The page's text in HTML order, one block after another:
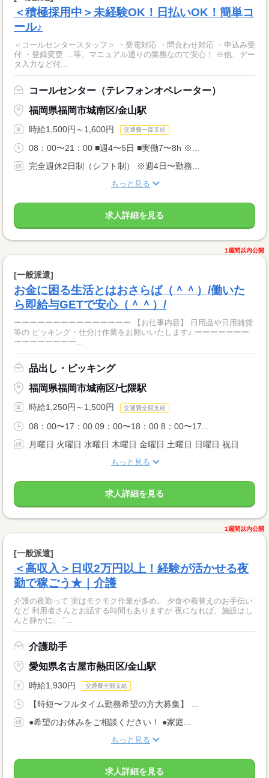
＜積極採用中＞未経験OK！日払いOK！簡単コ
ール♪
＜コールセンタースタッフ＞ ・受電対応 ・問合わせ対応 ・申込み受
付 ・登録変更 …等、マニュアル通りの業務なので安心！ ※他、デー
タ入力など付...
コールセンター（テレフォンオペレーター）
福岡県福岡市城南区/金山駅
時給1,500円～1,600円 交通費一部支給
08：00〜21：00 ■週4〜5日 ■実働7〜8h ※...
完全週休2日制（シフト制） ※週4日〜勤務...
もっと見る
求人詳細を見る
1週間以内公開
[一般派遣]
お金に困る生活とはおさらば（＾＾）/働いた
ら即給与GETで安心（＾＾）/
ーーーーーーーーーーーーーーー 【お仕事内容】 日用品や日用雑貨
等の ピッキング・仕分け作業をお願いいたします♪ ーーーーーーー
ーーーーーーーー...
品出し・ピッキング
福岡県福岡市城南区/七隈駅
時給1,250円～1,500円 交通費全額支給
08：00〜17：00 09：00〜18：00 8：00〜17...
月曜日 火曜日 水曜日 木曜日 金曜日 土曜日 日曜日 祝日
もっと見る
求人詳細を見る
1週間以内公開
[一般派遣]
＜高収入＞日収2万円以上！経験が活かせる夜
勤で稼ごう★｜介護
介護の夜勤って 実はモクモク作業が多め。 夕食や着替えのお手伝い
など 利用者さんとお話する時間もありますが 夜になれば、施設はし
んと静かに。 "...
介護助手
愛知県名古屋市熱田区/金山駅
時給1,930円 交通費全額支給
【時短〜フルタイム勤務希望の方大募集】 ...
●希望のお休みをご相談ください！ ●家庭...
もっと見る
求人詳細を見る